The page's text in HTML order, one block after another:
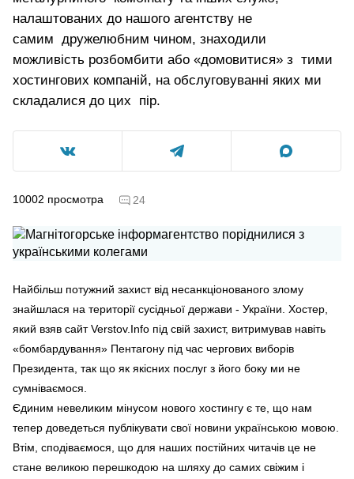
налаштованих до нашого агентству не
самим дружелюбним чином, знаходили
можливість розбомбити або «домовитися» з тими
хостингових компаній, на обслуговуванні яких ми
складалися до цих пір.
10002 просмотра 24
Найбільш потужний захист від несанкціонованого злому
знайшлася на території сусідньої держави - України. Хостер,
який взяв сайт Verstov.Info під свій захист, витримував навіть
«бомбардування» Пентагону під час чергових виборів
Президента, так що як якісних послуг з його боку ми не
сумніваємося.
Єдиним невеликим мінусом нового хостингу є те, що нам
тепер доведеться публікувати свої новини українською мовою.
Втім, сподіваємося, що для наших постійних читачів це не
стане великою перешкодою на шляху до самих свіжим і